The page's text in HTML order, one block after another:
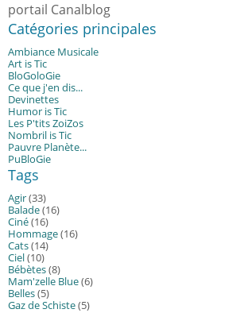
portail Canalblog
Catégories principales
Ambiance Musicale
Art is Tic
BloGoloGie
Ce que j'en dis...
Devinettes
Humor is Tic
Les P'tits ZoiZos
Nombril is Tic
Pauvre Planète...
PuBloGie
Tags
Agir(33)
Balade(16)
Ciné(16)
Hommage(16)
Cats(14)
Ciel(10)
Bébètes(8)
Mam'zelle Blue(6)
Belles(5)
Gaz de Schiste(5)